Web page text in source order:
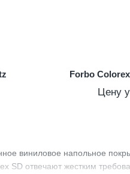
виниловое напольное
SD отвечают жестким
Forbo
Цену